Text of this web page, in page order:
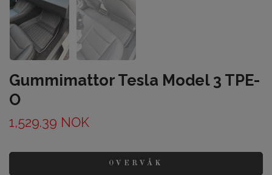
Gummimattor Tesla Model 3 TPE-
O
1,529.39 NOK
OVERVÅK